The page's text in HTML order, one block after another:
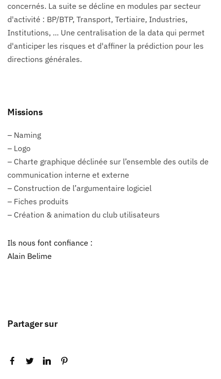
concernés. La suite se décline en modules par secteur
d'activité : BP/BTP, Transport, Tertiaire, Industries,
Institutions, ... Une centralisation de la data qui permet
d'anticiper les risques et d'affiner la prédiction pour les
directions générales.
Missions
– Naming
– Logo
– Charte graphique déclinée sur l’ensemble des outils de
communication interne et externe
– Construction de l’argumentaire logiciel
– Fiches produits
– Création & animation du club utilisateurs
Ils nous font confiance :
Alain Belime
Partager sur